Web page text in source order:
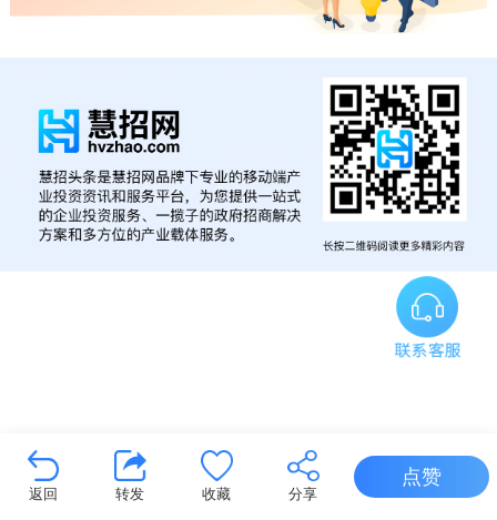
返回 转发 收藏 分享
点赞